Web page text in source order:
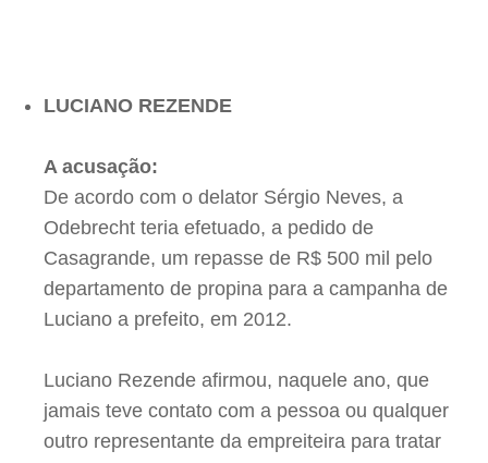
LUCIANO REZENDE
A acusação:
De acordo com o delator Sérgio Neves, a
Odebrecht teria efetuado, a pedido de
Casagrande, um repasse de R$ 500 mil pelo
departamento de propina para a campanha de
Luciano a prefeito, em 2012.
Luciano Rezende afirmou, naquele ano, que
jamais teve contato com a pessoa ou qualquer
outro representante da empreiteira para tratar